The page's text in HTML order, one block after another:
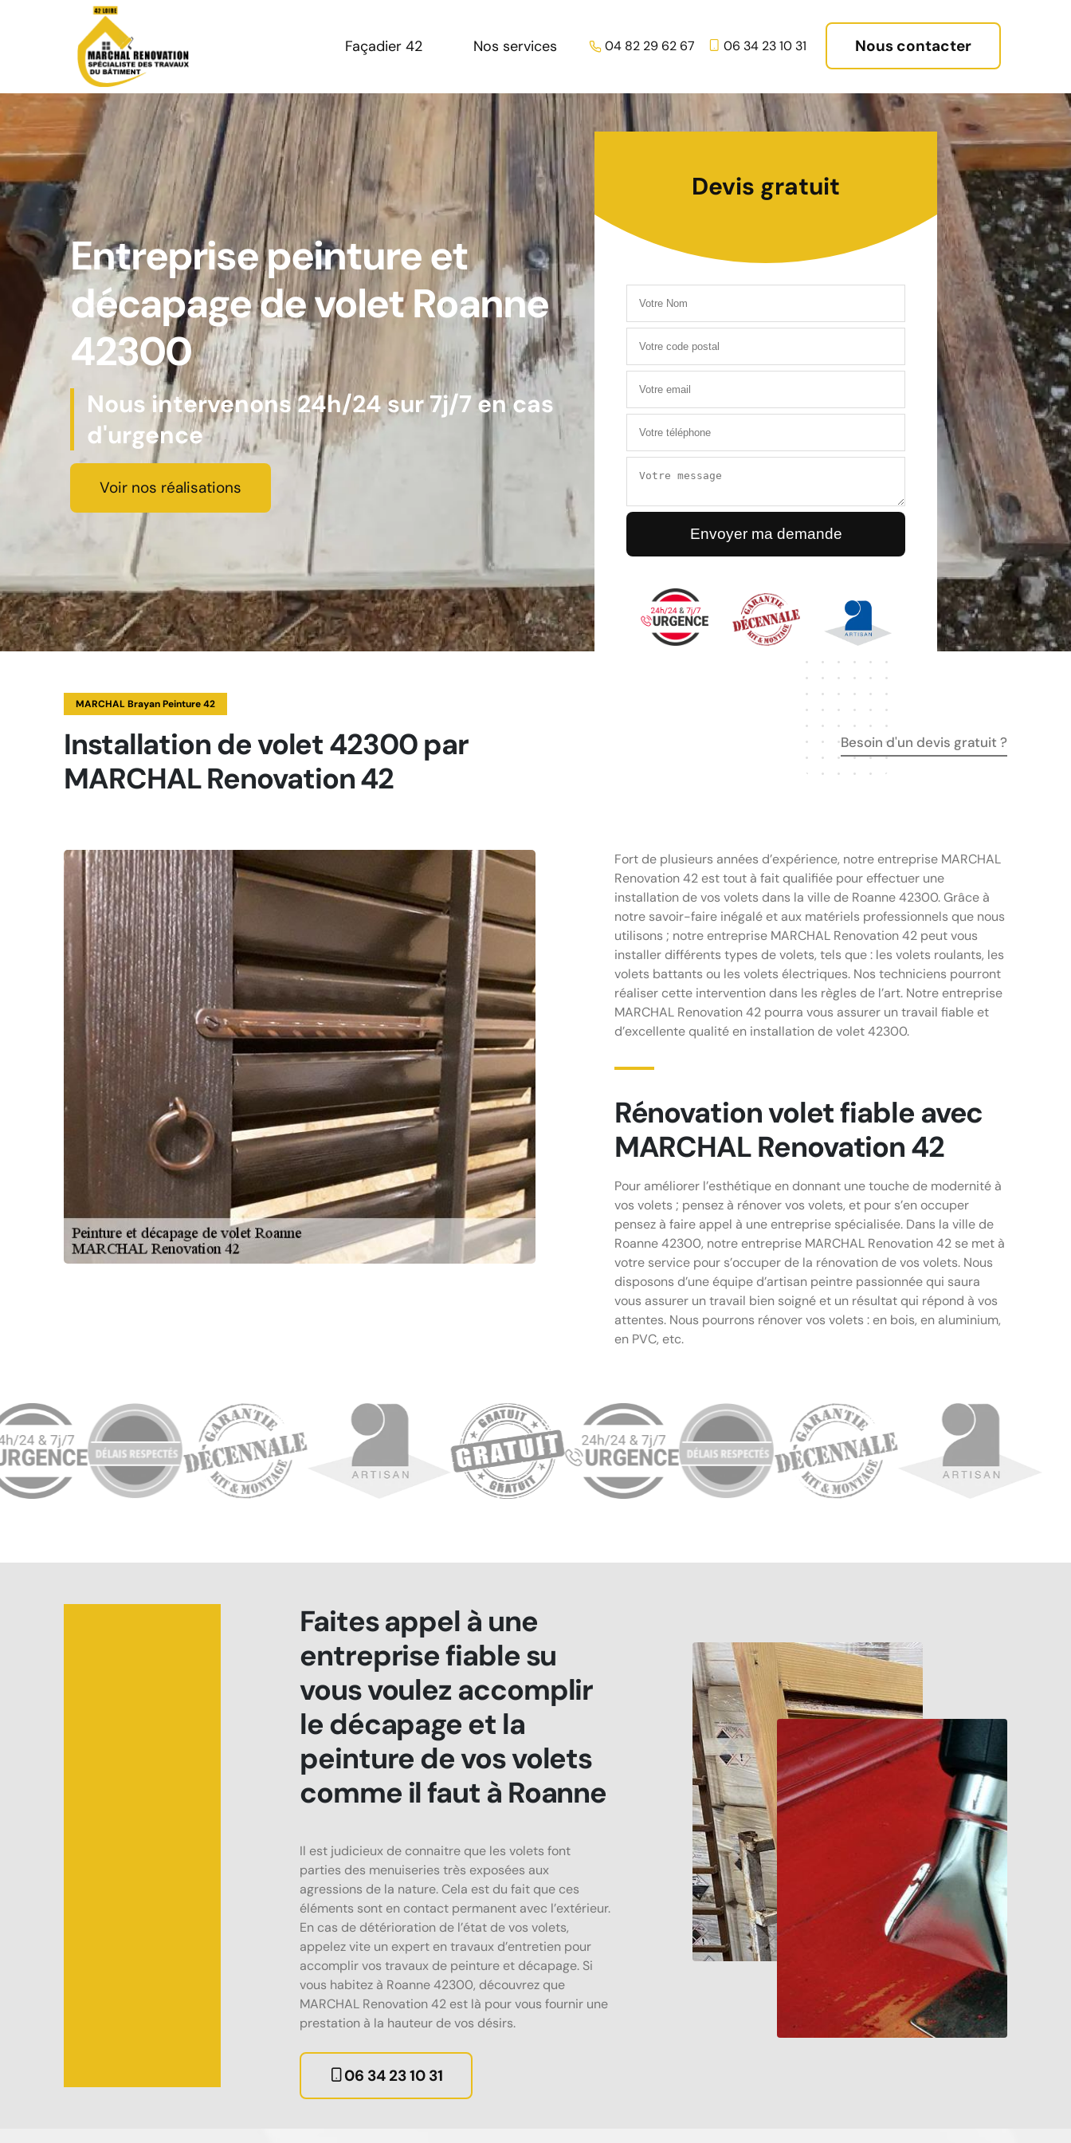
Façadier 42 Nos services 04 82 29 62 67 06 34 23 10 31 Nous contacter
Entreprise peinture et
décapage de volet Roanne
42300
Nous intervenons 24h/24 sur 7j/7 en cas
d'urgence
Voir nos réalisations
Devis gratuit
MARCHAL Brayan Peinture 42
Installation de volet 42300 par
MARCHAL Renovation 42
Besoin d'un devis gratuit ?
Fort de plusieurs années d’expérience, notre entreprise MARCHAL
Renovation 42 est tout à fait qualifiée pour effectuer une
installation de vos volets dans la ville de Roanne 42300. Grâce à
notre savoir-faire inégalé et aux matériels professionnels que nous
utilisons ; notre entreprise MARCHAL Renovation 42 peut vous
installer différents types de volets, tels que : les volets roulants, les
volets battants ou les volets électriques. Nos techniciens pourront
réaliser cette intervention dans les règles de l’art. Notre entreprise
MARCHAL Renovation 42 pourra vous assurer un travail fiable et
d’excellente qualité en installation de volet 42300.
Rénovation volet fiable avec
MARCHAL Renovation 42
Pour améliorer l’esthétique en donnant une touche de modernité à
vos volets ; pensez à rénover vos volets, et pour s’en occuper
pensez à faire appel à une entreprise spécialisée. Dans la ville de
Roanne 42300, notre entreprise MARCHAL Renovation 42 se met à
votre service pour s’occuper de la rénovation de vos volets. Nous
disposons d’une équipe d’artisan peintre passionnée qui saura
vous assurer un travail bien soigné et un résultat qui répond à vos
attentes. Nous pourrons rénover vos volets : en bois, en aluminium,
en PVC, etc.
Faites appel à une
entreprise fiable su
vous voulez accomplir
le décapage et la
peinture de vos volets
comme il faut à Roanne
Il est judicieux de connaitre que les volets font
parties des menuiseries très exposées aux
agressions de la nature. Cela est du fait que ces
éléments sont en contact permanent avec l’extérieur.
En cas de détérioration de l’état de vos volets,
appelez vite un expert en travaux d’entretien pour
accomplir vos travaux de peinture et décapage. Si
vous habitez à Roanne 42300, découvrez que
MARCHAL Renovation 42 est là pour vous fournir une
prestation à la hauteur de vos désirs.
06 34 23 10 31